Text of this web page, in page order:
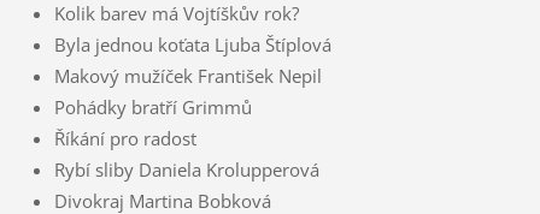
Kolik barev má Vojtíškův rok?
Byla jednou koťata Ljuba Štíplová
Makový mužíček František Nepil
Pohádky bratří Grimmů
Říkání pro radost
Rybí sliby Daniela Krolupperová
Divokraj Martina Bobková